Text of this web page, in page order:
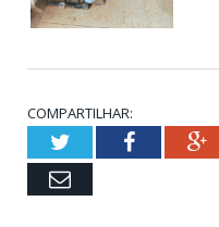
COMPARTILHAR:
TwitterFacebook
Email